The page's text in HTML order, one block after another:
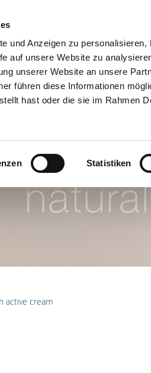
und Anzeigen zu
auf unsere Website zu
unserer Website an unsere
führen diese Informationen
hast oder die sie im Rahmen
Statistiken
active cream